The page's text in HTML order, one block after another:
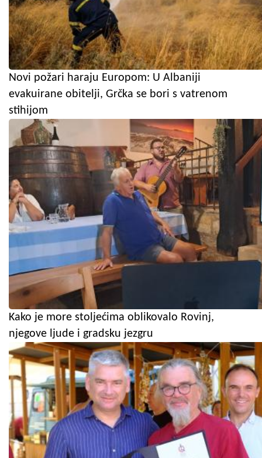
Novi požari haraju Europom: U Albaniji
evakuirane obitelji, Grčka se bori s vatrenom
stihijom
Kako je more stoljećima oblikovalo Rovinj,
njegove ljude i gradsku jezgru